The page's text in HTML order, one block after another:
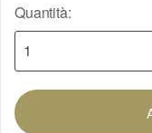
Quantità: